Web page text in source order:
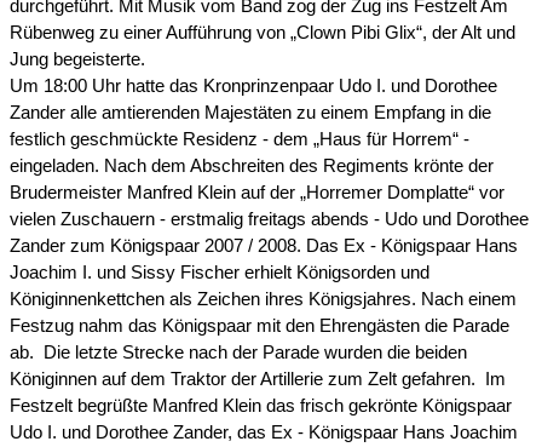
durchgeführt. Mit Musik vom Band zog der Zug ins Festzelt Am
Rübenweg zu einer Aufführung von „Clown Pibi Glix“, der Alt und
Jung begeisterte.
Um 18:00 Uhr hatte das Kronprinzenpaar Udo I. und Dorothee
Zander alle amtierenden Majestäten zu einem Empfang in die
festlich geschmückte Residenz - dem „Haus für Horrem“ -
eingeladen. Nach dem Abschreiten des Regiments krönte der
Brudermeister Manfred Klein auf der „Horremer Domplatte“ vor
vielen Zuschauern - erstmalig freitags abends - Udo und Dorothee
Zander zum Königspaar 2007 / 2008. Das Ex - Königspaar Hans
Joachim I. und Sissy Fischer erhielt Königsorden und
Königinnenkettchen als Zeichen ihres Königsjahres. Nach einem
Festzug nahm das Königspaar mit den Ehrengästen die Parade
ab. Die letzte Strecke nach der Parade wurden die beiden
Königinnen auf dem Traktor der Artillerie zum Zelt gefahren. Im
Festzelt begrüßte Manfred Klein das frisch gekrönte Königspaar
Udo I. und Dorothee Zander, das Ex - Königspaar Hans Joachim